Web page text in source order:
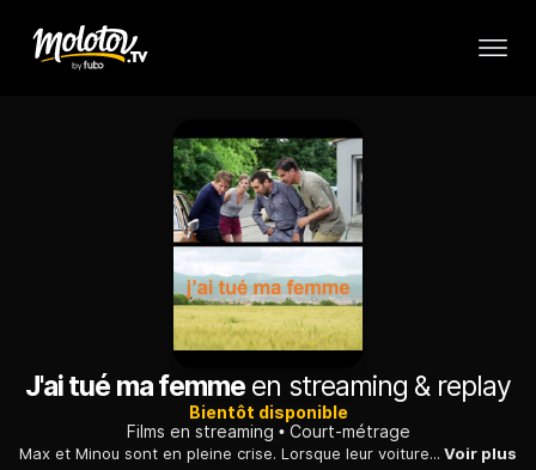
J'ai tué ma femme en streaming & replay
Bientôt disponible
Films en streaming
Court-métrage
Max et Minou sont en pleine crise. Lorsque leur voiture est vandalisée, ils se mettent en quête d'un carrossier, et tombent sur des gens plus perturbés qu'eux. Voir plus